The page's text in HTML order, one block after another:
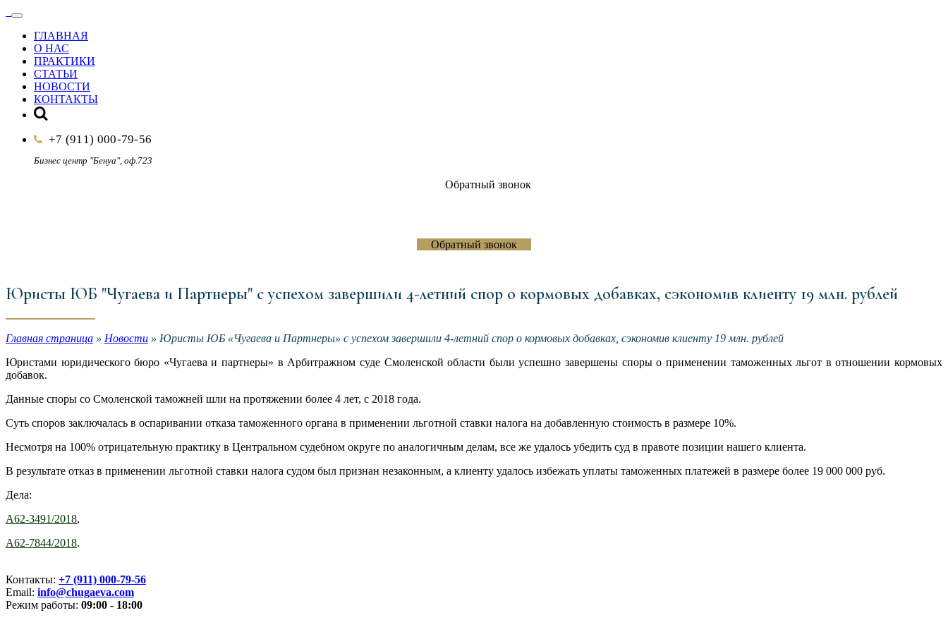
ГЛАВНАЯ
О НАС
ПРАКТИКИ
СТАТЬИ
НОВОСТИ
КОНТАКТЫ
+7 (911) 000-79-56
Бизнес центр "Бенуа", оф.723
Обратный звонок
Обратный звонок
Юристы ЮБ "Чугаева и Партнеры" с успехом завершили 4-летний спор о кормовых добавках, сэкономив клиенту 19 млн. рублей
Главная страница » Новости » Юристы ЮБ «Чугаева и Партнеры» с успехом завершили 4-летний спор о кормовых добавках, сэкономив клиенту 19 млн. рублей
Юристами юридического бюро «Чугаева и партнеры» в Арбитражном суде Смоленской области были успешно завершены споры о применении таможенных льгот в отношении кормовых
добавок.
Данные споры со Смоленской таможней шли на протяжении более 4 лет, с 2018 года.
Суть споров заключалась в оспаривании отказа таможенного органа в применении льготной ставки налога на добавленную стоимость в размере 10%.
Несмотря на 100% отрицательную практику в Центральном судебном округе по аналогичным делам, все же удалось убедить суд в правоте позиции нашего клиента.
В результате отказ в применении льготной ставки налога судом был признан незаконным, а клиенту удалось избежать уплаты таможенных платежей в размере более 19 000 000 руб.
Дела:
А62-3491/2018,
А62-7844/2018.
Контакты: +7 (911) 000-79-56
Email: info@chugaeva.com
Режим работы: 09:00 - 18:00